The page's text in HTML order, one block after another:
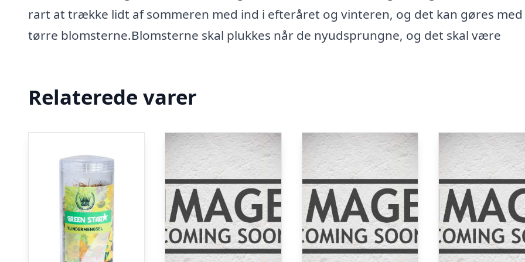
rart at trække lidt af sommeren med ind i efteråret og vinteren, og det kan gøres
tørre blomsterne.Blomsterne skal plukkes når de nyudsprungne, og det skal være
Relaterede varer